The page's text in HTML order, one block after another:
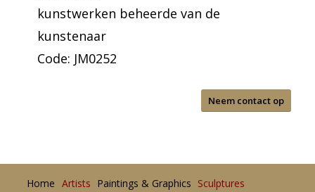
kunstwerken beheerde van de
kunstenaar
Code: JM0252
Neem contact op
Home Artists Paintings & Graphics Sculptures